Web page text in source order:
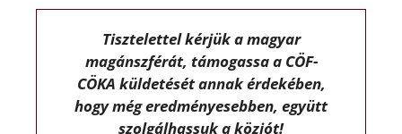
Tisztelettel kérjük a magyar
magánszférát, támogassa a CÖF-
CÖKA küldetését annak érdekében,
hogy még eredményesebben, együtt
szolgálhassuk a közjót!